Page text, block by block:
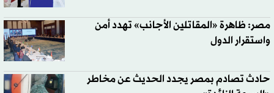
مصر: ظاهرة «المقاتلين الأجانب» تهدد أمن
واستقرار الدول
حادث تصادم بمصر يجدد الحديث عن مخاطر